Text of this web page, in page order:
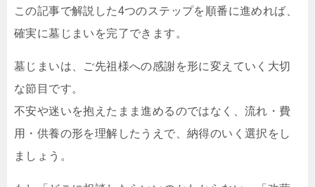
この記事で解説した4つのステップを順番に進めれば、
確実に墓じまいを完了できます。
墓じまいは、ご先祖様への感謝を形に変えていく大切
な節目です。
不安や迷いを抱えたまま進めるのではなく、流れ・費
用・供養の形を理解したうえで、納得のいく選択をし
ましょう。